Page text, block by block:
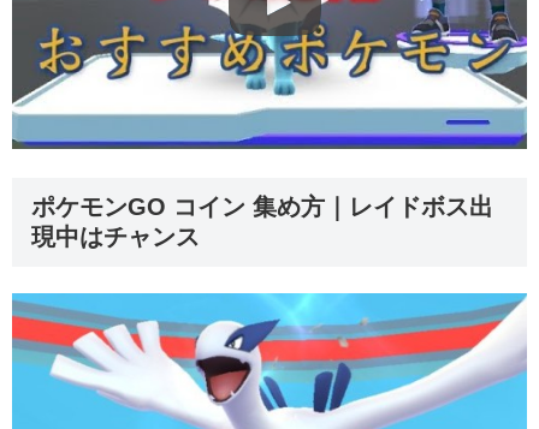
ポケモンGO コイン 集め方｜レイドボス出
現中はチャンス